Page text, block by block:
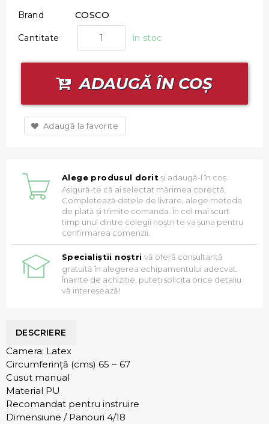
Brand COSCO
Cantitate în stoc
ADAUGĂ ÎN COȘ
Adaugă la favorite
Alege produsul doritși adaugă-l în coș.
Asigură-te că ai selectat mărimea corectă.
Completează datele de livrare, alege metoda
de plată și trimite comanda. În cel mai scurt
timp unul dintre colegii noștri te va suna pentru
confirmarea comenzii.
Specialiștii noștri vă oferă consultanță
gratuită în alegerea echipamentului adecvat.
Înainte de achiziție, puteți solicita orice detaliu
vă interesează!
DESCRIERE
Camera: Latex
Circumferință (cms) 65 ~ 67
Cusut manual
Material PU
Recomandat pentru instruire
Dimensiune / Panouri 4/18